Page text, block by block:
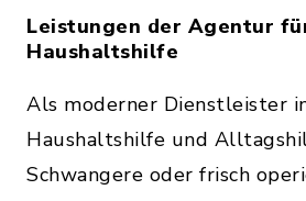
Leistungen der Agentur
Haushaltshilfe
Als moderner Dienstleister
Haushaltshilfe und
Schwangere oder frisch